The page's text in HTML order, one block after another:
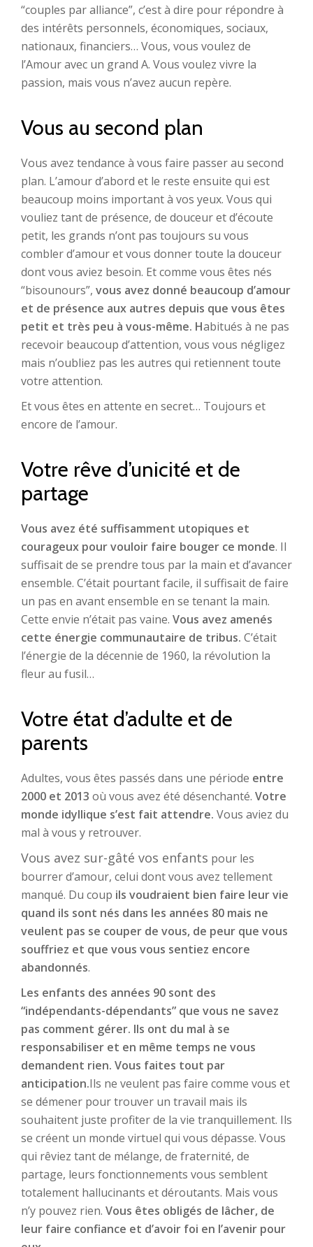
“couples par alliance”, c’est à dire pour répondre à
des intérêts personnels, économiques, sociaux,
nationaux, financiers… Vous, vous voulez de
l’Amour avec un grand A. Vous voulez vivre la
passion, mais vous n’avez aucun repère.
Vous au second plan
Vous avez tendance à vous faire passer au second
plan. L’amour d’abord et le reste ensuite qui est
beaucoup moins important à vos yeux. Vous qui
vouliez tant de présence, de douceur et d’écoute
petit, les grands n’ont pas toujours su vous
combler d’amour et vous donner toute la douceur
dont vous aviez besoin. Et comme vous êtes nés
“bisounours”, vous avez donné beaucoup d’amour
et de présence aux autres depuis que vous êtes
petit et très peu à vous-même. Habitués à ne pas
recevoir beaucoup d’attention, vous vous négligez
mais n’oubliez pas les autres qui retiennent toute
votre attention.
Et vous êtes en attente en secret… Toujours et
encore de l’amour.
Votre rêve d’unicité et de
partage
Vous avez été suffisamment utopiques et
courageux pour vouloir faire bouger ce monde. Il
suffisait de se prendre tous par la main et d’avancer
ensemble. C’était pourtant facile, il suffisait de faire
un pas en avant ensemble en se tenant la main.
Cette envie n’était pas vaine. Vous avez amenés
cette énergie communautaire de tribus. C’était
l’énergie de la décennie de 1960, la révolution la
fleur au fusil…
Votre état d’adulte et de
parents
Adultes, vous êtes passés dans une période entre
2000 et 2013 où vous avez été désenchanté. Votre
monde idyllique s’est fait attendre. Vous aviez du
mal à vous y retrouver.
Vous avez sur-gâté vos enfants pour les
bourrer d’amour, celui dont vous avez tellement
manqué. Du coup ils voudraient bien faire leur vie
quand ils sont nés dans les années 80 mais ne
veulent pas se couper de vous, de peur que vous
souffriez et que vous vous sentiez encore
abandonnés.
Les enfants des années 90 sont des
“indépendants-dépendants” que vous ne savez
pas comment gérer. Ils ont du mal à se
responsabiliser et en même temps ne vous
demandent rien. Vous faites tout par
anticipation.Ils ne veulent pas faire comme vous et
se démener pour trouver un travail mais ils
souhaitent juste profiter de la vie tranquillement. Ils
se créent un monde virtuel qui vous dépasse. Vous
qui rêviez tant de mélange, de fraternité, de
partage, leurs fonctionnements vous semblent
totalement hallucinants et déroutants. Mais vous
n’y pouvez rien. Vous êtes obligés de lâcher, de
leur faire confiance et d’avoir foi en l’avenir pour